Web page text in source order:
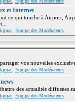
et Internet
ce qui touche à Airport,
, Equipe des Modérateurs
vos nouvelles
, Equipe des Modérateurs
des actualités diffusées
, Equipe des Modérateurs